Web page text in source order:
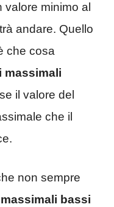
valore minimo al
andare. Quello
che cosa
massimali
il valore del
che il
non sempre
bassi